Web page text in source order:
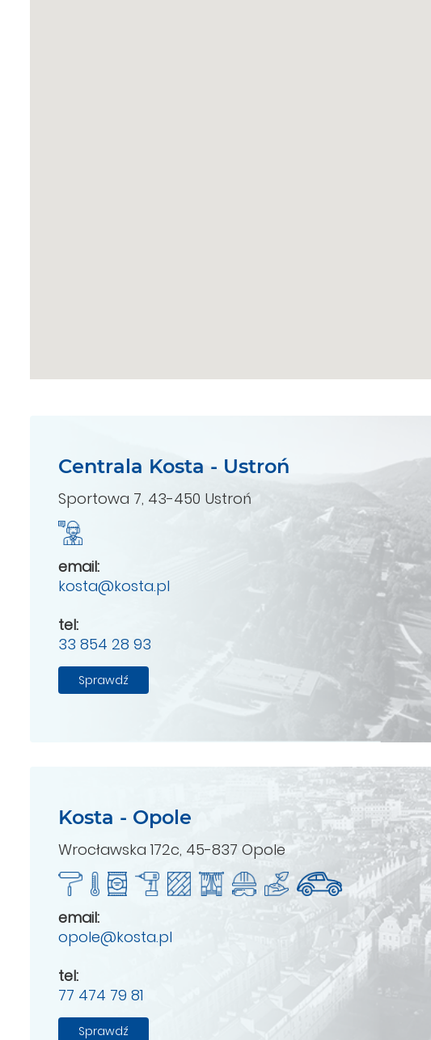
Centrala Kosta - Ustroń
Sportowa 7, 43-450 Ustroń
email:
kosta@kosta.pl
tel:
33 854 28 93
Sprawdź
Kosta - Opole
Wrocławska 172c, 45-837 Opole
email:
opole@kosta.pl
tel:
77 474 79 81
Sprawdź